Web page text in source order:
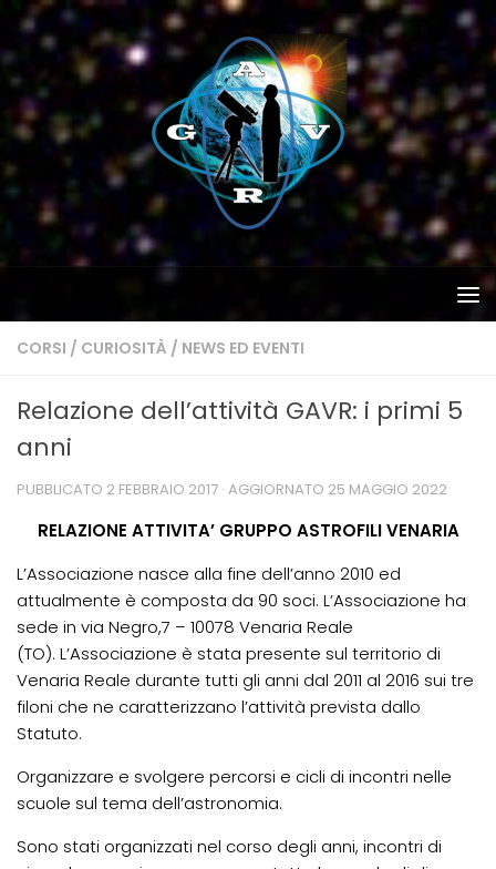
Salta al contenuto
CORSI / CURIOSITÀ / NEWS ED EVENTI
Relazione dell’attività GAVR: i primi 5
anni
PUBBLICATO 2 FEBBRAIO 2017 · AGGIORNATO 25 MAGGIO 2022
RELAZIONE ATTIVITA’ GRUPPO ASTROFILI VENARIA
L’Associazione nasce alla fine dell’anno 2010 ed
attualmente è composta da 90 soci. L’Associazione ha
sede in via Negro,7 – 10078 Venaria Reale
(TO). L’Associazione è stata presente sul territorio di
Venaria Reale durante tutti gli anni dal 2011 al 2016 sui tre
filoni che ne caratterizzano l’attività prevista dallo
Statuto.
Organizzare e svolgere percorsi e cicli di incontri nelle
scuole sul tema dell’astronomia.
Sono stati organizzati nel corso degli anni, incontri di